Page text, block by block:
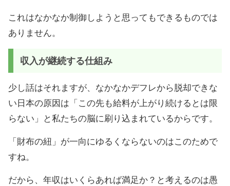
これはなかなか制御しようと思ってもできるものでは
ありません。
収入が継続する仕組み
少し話はそれますが、なかなかデフレから脱却できな
い日本の原因は「この先も給料が上がり続けるとは限
らない」と私たちの脳に刷り込まれているからです。
「財布の紐」が一向にゆるくならないのはこのためで
すね。
だから、年収はいくらあれば満足か？と考えるのは愚